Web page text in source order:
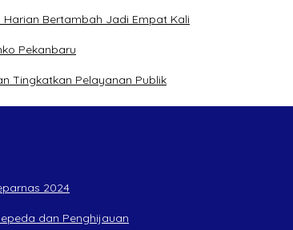
Bertambah Jadi Empat Kali
Pekanbaru
Tingkatkan Pelayanan Publik
2024
dan Penghijauan